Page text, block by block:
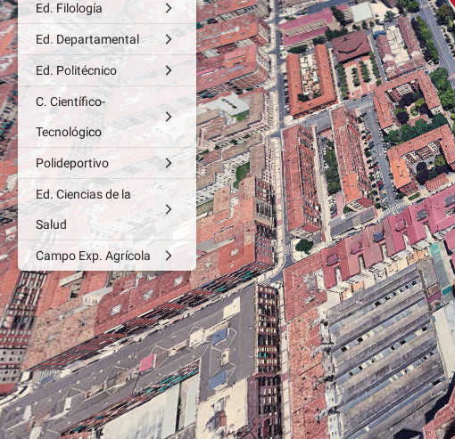
Ed. Filología
Ed. Departamental
Ed. Politécnico
C. Científico-
Tecnológico
Polideportivo
Ed. Ciencias de la
Salud
Campo Exp. Agrícola